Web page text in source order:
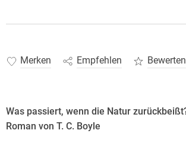
Merken Empfehlen Bewerten
Was passiert, wenn die Natur
Roman von T. C. Boyle